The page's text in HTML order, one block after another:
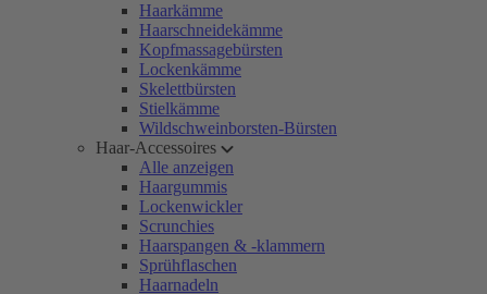
Haarkämme
Haarschneidekämme
Kopfmassagebürsten
Lockenkämme
Skelettbürsten
Stielkämme
Wildschweinborsten-Bürsten
Haar-Accessoires
Alle anzeigen
Haargummis
Lockenwickler
Scrunchies
Haarspangen & -klammern
Sprühflaschen
Haarnadeln